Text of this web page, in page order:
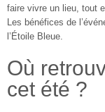
faire vivre un lieu, tout
Les bénéfices de
l’Étoile Bleue.
Où
cet été ?